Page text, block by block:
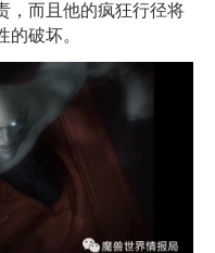
，而且他的疯狂行径将
破坏。